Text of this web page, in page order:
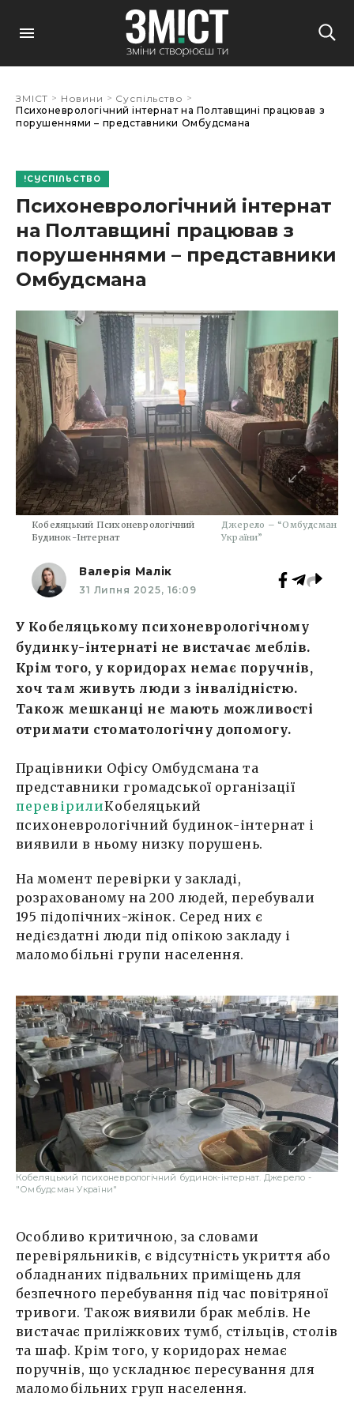
ЗМІСТ > Новини > Суспільство >
Психоневрологічний інтернат на Полтавщині працював з
порушеннями – представники Омбудсмана
СУСПІЛЬСТВО
Психоневрологічний інтернат
на Полтавщині працював з
порушеннями – представники
Омбудсмана
Кобеляцький Психоневрологічний
Будинок-Інтернат
Джерело – “Омбудсман
України”
Валерія Малік
31 Липня 2025, 16:09
У Кобеляцькому психоневрологічному
будинку-інтернаті не вистачає меблів.
Крім того, у коридорах немає поручнів,
хоч там живуть люди з інвалідністю.
Також мешканці не мають можливості
отримати стоматологічну допомогу.
Працівники Офісу Омбудсмана та
представники громадської організації
перевірилиКобеляцький
психоневрологічний будинок-інтернат і
виявили в ньому низку порушень.
На момент перевірки у закладі,
розрахованому на 200 людей, перебували
195 підопічних-жінок. Серед них є
недієздатні люди під опікою закладу і
маломобільні групи населення.
Кобеляцький психоневрологічний будинок-інтернат. Джерело -
"Омбудсман України"
Особливо критичною, за словами
перевіряльників, є відсутність укриття або
обладнаних підвальних приміщень для
безпечного перебування під час повітряної
тривоги. Також виявили брак меблів. Не
вистачає приліжкових тумб, стільців, столів
та шаф. Крім того, у коридорах немає
поручнів, що ускладнює пересування для
маломобільних груп населення.